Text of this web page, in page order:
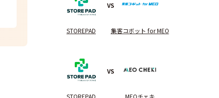
STOREPAD
VS
集客コボット for MEO
STOREPAD
VS
MEOチェキ